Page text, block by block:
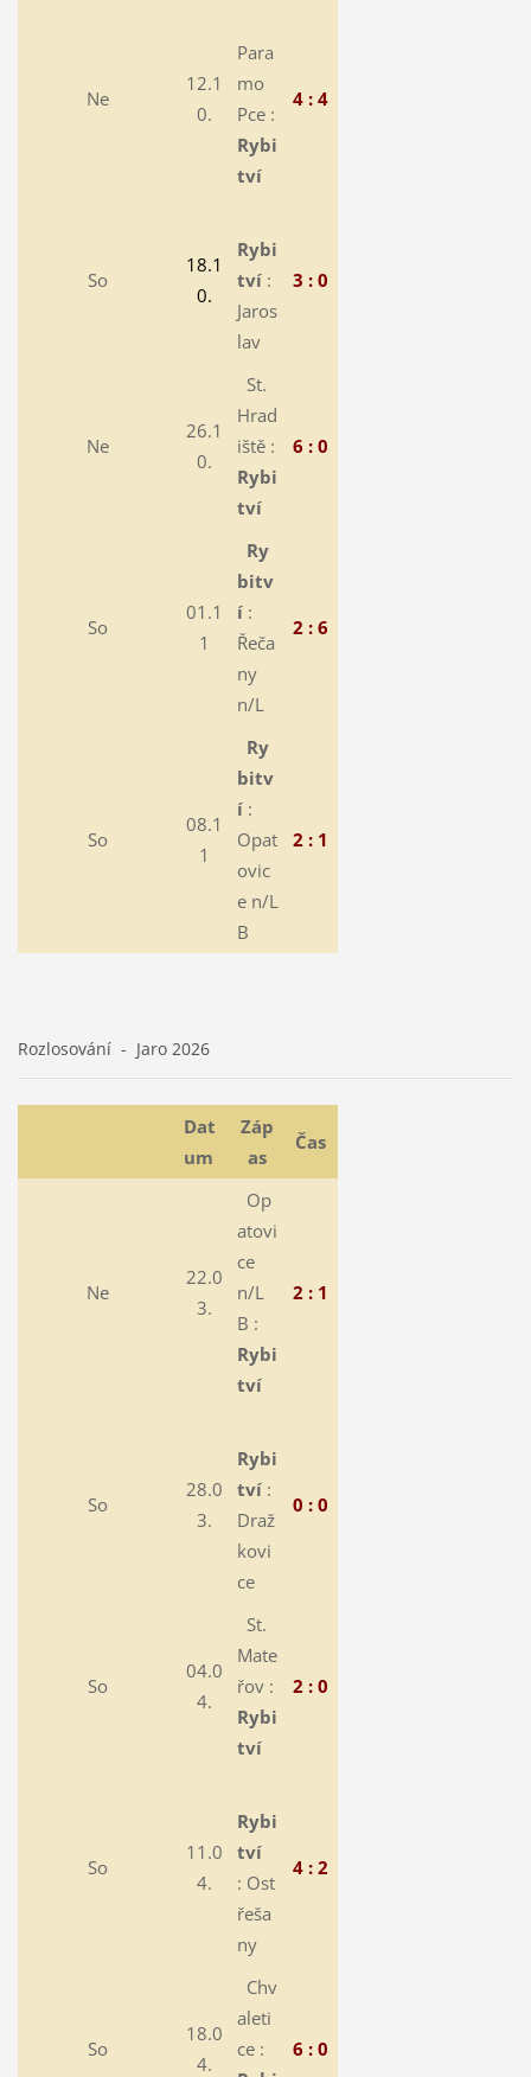
Ne
12.1
0.
Para
mo
Pce :
Rybi
tví
4 : 4
So
18.1
0.
Rybi
tví:
Jaros
lav
3 : 0
Ne
26.1
0.
St.
Hrad
iště :
Rybi
tví
6 : 0
So
01.1
1
Ry
bitv
í:
Řeča
ny
n/L
2 : 6
So
08.1
1
Ry
bitv
í:
Opat
ovic
e n/L
B
2 : 1
Rozlosování - Jaro 2026
Dat
um
Záp
as
Čas
Ne
22.0
3.
Op
atovi
ce
n/L
B :
Rybi
tví
2 : 1
So
28.0
3.
Rybi
tví:
Draž
kovi
ce
0 : 0
So
04.0
4.
St.
Mate
řov :
Rybi
tví
2 : 0
So
11.0
4.
Rybi
tví
: Ost
řeša
ny
4 : 2
So
18.0
4.
Chv
aleti
ce :
6 : 0